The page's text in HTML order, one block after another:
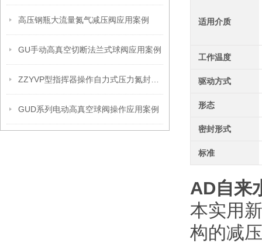
高压钢瓶大流量氮气减压阀应用案例
GU手动高真空切断法兰式球阀应用案例
GUD系列电动高真空球阀操作应用案例
适用介质
工作温度
驱动方式
形态
密封形式
标准
AD自来
本实用
构的减